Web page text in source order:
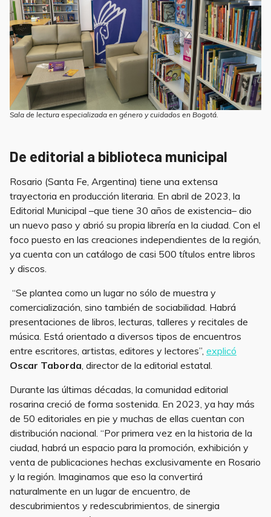
Sala de lectura especializada en género y cuidados en Bogotá.
De editorial a biblioteca municipal
Rosario (Santa Fe, Argentina) tiene una extensa
trayectoria en producción literaria. En abril de 2023, la
Editorial Municipal –que tiene 30 años de existencia– dio
un nuevo paso y abrió su propia librería en la ciudad. Con el
foco puesto en las creaciones independientes de la región,
ya cuenta con un catálogo de casi 500 títulos entre libros
y discos.
“Se plantea como un lugar no sólo de muestra y
comercialización, sino también de sociabilidad. Habrá
presentaciones de libros, lecturas, talleres y recitales de
música. Está orientado a diversos tipos de encuentros
entre escritores, artistas, editores y lectores”, explicó
Oscar Taborda, director de la editorial estatal.
Durante las últimas décadas, la comunidad editorial
rosarina creció de forma sostenida. En 2023, ya hay más
de 50 editoriales en pie y muchas de ellas cuentan con
distribución nacional. “Por primera vez en la historia de la
ciudad, habrá un espacio para la promoción, exhibición y
venta de publicaciones hechas exclusivamente en Rosario
y la región. Imaginamos que eso la convertirá
naturalmente en un lugar de encuentro, de
descubrimientos y redescubrimientos, de sinergia